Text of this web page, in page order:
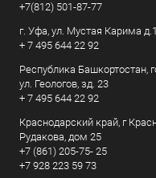
+7(812) 501-87-77
г. Уфа, ул. Мустая Карима
+ 7 495 644 22 92
Республика Башкортостан,
ул. Геологов, зд. 23
+ 7 495 644 22 92
Краснодарский край, г
Рудакова, дом 25
+7 (861) 205-75- 25
+7 928 223 59 73